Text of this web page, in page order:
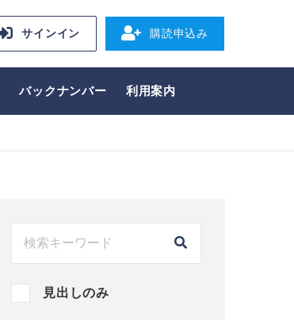
サインイン 購読申込み
バックナンバー 利用案内
見出しのみ